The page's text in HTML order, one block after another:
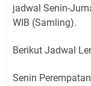
jadwal Senin-
WIB (Samling).
Berikut Jadwal
Senin